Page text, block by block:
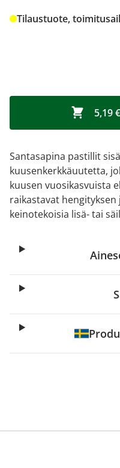
Tilaustuote,
5,19 €
Santasapina pastillit
kuusenkerkkäuutetta,
kuusen vuosikasvuista
raikastavat hengityksen
keinotekoisia lisä- tai